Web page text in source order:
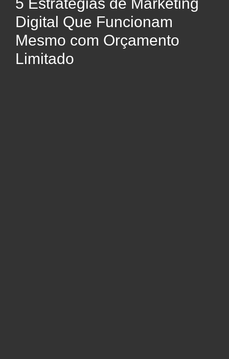
5 Estratégias de Marketing
Digital Que Funcionam
Mesmo com Orçamento
Limitado